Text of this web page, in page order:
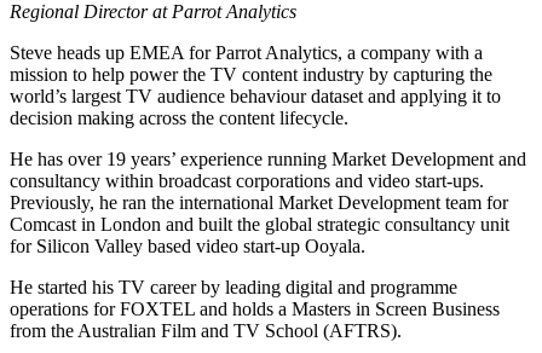
Regional Director at Parrot Analytics
Steve heads up EMEA for Parrot Analytics, a company with a
mission to help power the TV content industry by capturing the
world’s largest TV audience behaviour dataset and applying it to
decision making across the content lifecycle.
He has over 19 years’ experience running Market Development and
consultancy within broadcast corporations and video start-ups.
Previously, he ran the international Market Development team for
Comcast in London and built the global strategic consultancy unit
for Silicon Valley based video start-up Ooyala.
He started his TV career by leading digital and programme
operations for FOXTEL and holds a Masters in Screen Business
from the Australian Film and TV School (AFTRS).